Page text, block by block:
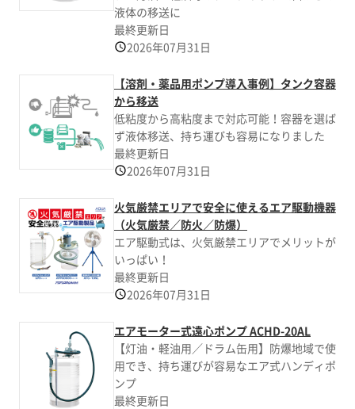
液体の移送に
最終更新日
2026年07月31日
【溶剤・薬品用ポンプ導入事例】タンク容器
から移送
低粘度から高粘度まで対応可能！容器を選ば
ず液体移送、持ち運びも容易になりました
最終更新日
2026年07月31日
火気厳禁エリアで安全に使えるエア駆動機器
（火気厳禁／防火／防爆）
エア駆動式は、火気厳禁エリアでメリットが
いっぱい！
最終更新日
2026年07月31日
エアモーター式遠心ポンプ ACHD-20AL
【灯油・軽油用／ドラム缶用】防爆地域で使
用でき、持ち運びが容易なエア式ハンディポ
ンプ
最終更新日